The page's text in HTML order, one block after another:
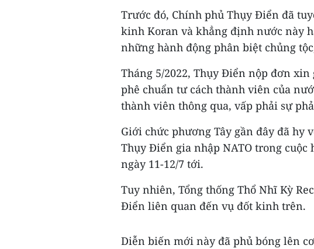
Trước đó, Chính phủ Thụy Điển đã
kinh Koran và khẳng định nước này
những hành động phân biệt chủng
Tháng 5/2022, Thụy Điển nộp đơn
phê chuẩn tư cách thành viên của
thành viên thông qua, vấp phải sự
Giới chức phương Tây gần đây đã hy
Thụy Điển gia nhập NATO trong
ngày 11-12/7 tới.
Tuy nhiên, Tổng thống Thổ Nhĩ Kỳ
Điển liên quan đến vụ đốt kinh trên.
Diễn biến mới này đã phủ bóng lên